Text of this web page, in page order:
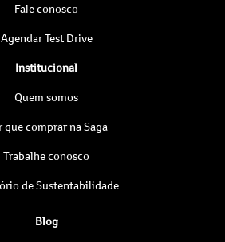
Fale conosco
Agendar Test Drive
Institucional
Quem somos
que comprar na Saga
Trabalhe conosco
de Sustentabilidade
Blog